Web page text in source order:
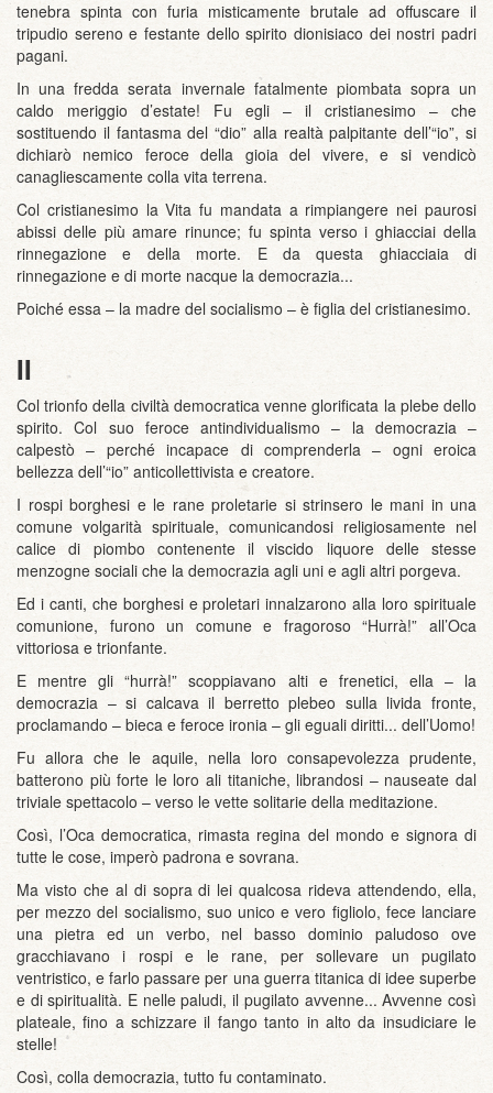
tenebra spinta con furia misticamente brutale ad offuscare il
tripudio sereno e festante dello spirito dionisiaco dei nostri padri
pagani.
In una fredda serata invernale fatalmente piombata sopra un
caldo meriggio d’estate! Fu egli – il cristianesimo – che
sostituendo il fantasma del “dio” alla realtà palpitante dell’“io”, si
dichiarò nemico feroce della gioia del vivere, e si vendicò
canagliescamente colla vita terrena.
Col cristianesimo la Vita fu mandata a rimpiangere nei paurosi
abissi delle più amare rinunce; fu spinta verso i ghiacciai della
rinnegazione e della morte. E da questa ghiacciaia di
rinnegazione e di morte nacque la democrazia...
Poiché essa – la madre del socialismo – è figlia del cristianesimo.
II
Col trionfo della civiltà democratica venne glorificata la plebe dello
spirito. Col suo feroce antindividualismo – la democrazia –
calpestò – perché incapace di comprenderla – ogni eroica
bellezza dell’“io” anticollettivista e creatore.
I rospi borghesi e le rane proletarie si strinsero le mani in una
comune volgarità spirituale, comunicandosi religiosamente nel
calice di piombo contenente il viscido liquore delle stesse
menzogne sociali che la democrazia agli uni e agli altri porgeva.
Ed i canti, che borghesi e proletari innalzarono alla loro spirituale
comunione, furono un comune e fragoroso “Hurrà!” all’Oca
vittoriosa e trionfante.
E mentre gli “hurrà!” scoppiavano alti e frenetici, ella – la
democrazia – si calcava il berretto plebeo sulla livida fronte,
proclamando – bieca e feroce ironia – gli eguali diritti... dell’Uomo!
Fu allora che le aquile, nella loro consapevolezza prudente,
batterono più forte le loro ali titaniche, librandosi – nauseate dal
triviale spettacolo – verso le vette solitarie della meditazione.
Così, l’Oca democratica, rimasta regina del mondo e signora di
tutte le cose, imperò padrona e sovrana.
Ma visto che al di sopra di lei qualcosa rideva attendendo, ella,
per mezzo del socialismo, suo unico e vero figliolo, fece lanciare
una pietra ed un verbo, nel basso dominio paludoso ove
gracchiavano i rospi e le rane, per sollevare un pugilato
ventristico, e farlo passare per una guerra titanica di idee superbe
e di spiritualità. E nelle paludi, il pugilato avvenne... Avvenne così
plateale, fino a schizzare il fango tanto in alto da insudiciare le
stelle!
Così, colla democrazia, tutto fu contaminato.